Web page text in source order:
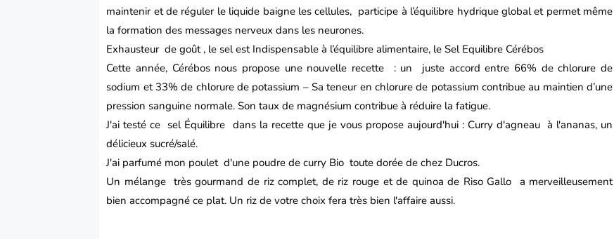
maintenir et de réguler le liquide baigne les cellules, participe à l’équilibre hydrique global et permet même
la formation des messages nerveux dans les neurones.
Exhausteur de goût , le sel est Indispensable à l’équilibre alimentaire, le Sel Equilibre Cérébos
Cette année, Cérébosnous propose une nouvelle recette : un juste accord entre 66% de chlorure de
sodium et 33% de chlorure de potassium – Sa teneur en chlorure de potassium contribue au maintien d’une
pression sanguine normale. Son taux de magnésium contribue à réduire la fatigue.
J'ai testé ce sel Équilibre dans la recette que je vous propose aujourd'hui : Curry d'agneau à l'ananas, un
délicieuxsucré/salé.
J'ai parfumé mon poulet d'une poudre de curry Bio toute dorée de chez Ducros.
Un mélange très gourmand de riz complet, de riz rouge et de quinoa de Riso Gallo a merveilleusement
bien accompagné ce plat. Un riz de votre choix fera très bien l'affaire aussi.